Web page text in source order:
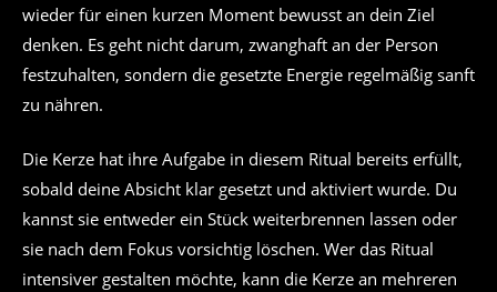
wieder für einen kurzen Moment bewusst an dein Ziel
denken. Es geht nicht darum, zwanghaft an der Person
festzuhalten, sondern die gesetzte Energie regelmäßig sanft
zu nähren.
Die Kerze hat ihre Aufgabe in diesem Ritual bereits erfüllt,
sobald deine Absicht klar gesetzt und aktiviert wurde. Du
kannst sie entweder ein Stück weiterbrennen lassen oder
sie nach dem Fokus vorsichtig löschen. Wer das Ritual
intensiver gestalten möchte, kann die Kerze an mehreren